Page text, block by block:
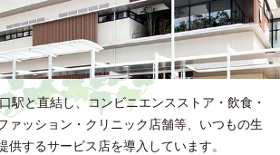
駅と直結し、コンビニエンスストア・飲食・
ァッション・クリニック店舗等、いつもの生
供するサービス店を導入しています。